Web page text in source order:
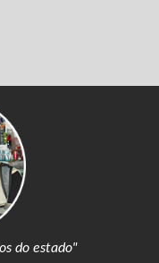
do estado"